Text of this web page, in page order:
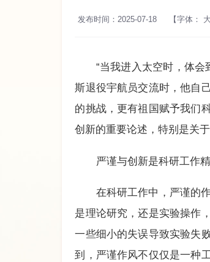
发布时间：2025-07-18 【字体：
“当我进入太空时，体
斯退役宇航员交流时，他自
的挑战，更有祖国赋予我们
创新的重要论述，特别是关
严谨与创新是科研工作
在科研工作中，严谨的
是理论研究，还是实验操作
一些细小的失误导致实验失
到，严谨作风不仅仅是一种